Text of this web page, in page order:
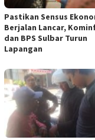
Pastikan Sensus
Berjalan Lancar,
dan BPS Sulbar Turun
Lapangan